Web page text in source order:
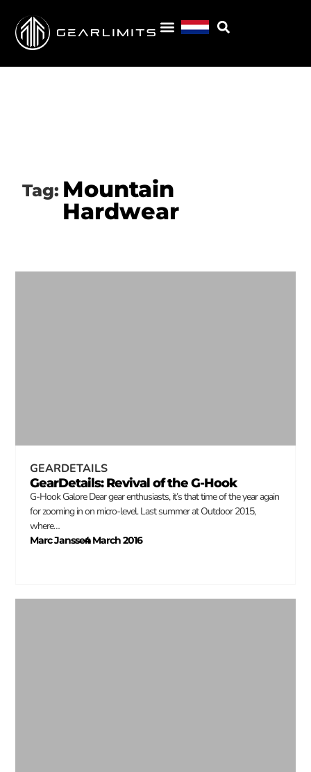
Tag: Mountain
Hardwear
GEARDETAILS
GearDetails: Revival of the G-Hook
G-Hook Galore Dear gear enthusiasts, it’s that time of the year again
for zooming in on micro-level. Last summer at Outdoor 2015,
where…
Marc Janssen
–
4 March 2016